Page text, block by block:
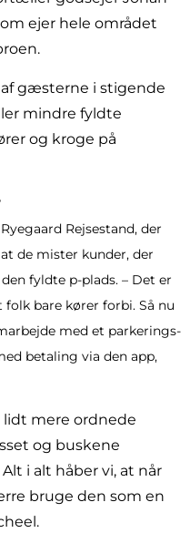
ejer hele området
gæsterne i stigende
mindre fyldte
og kroge på
Rejsestand, der
de mister kunder, der
fyldte p-plads. – Det er
bare kører forbi. Så nu
med et parkerings-
betaling via den app,
lidt mere ordnede
og buskene
i alt håber vi, at når
bruge den som en